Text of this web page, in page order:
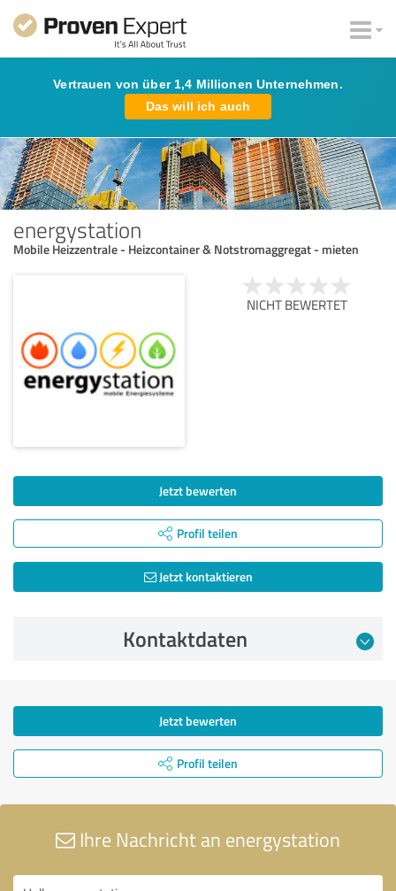
Vertrauen von über 1,4 Millionen Unternehmen.
Das will ich auch
energystation
Mobile Heizzentrale - Heizcontainer & Notstromaggregat - mieten
NICHT BEWERTET
Jetzt bewerten
Profil teilen
Jetzt kontaktieren
Kontaktdaten
Jetzt bewerten
Profil teilen
Ihre Nachricht an energystation